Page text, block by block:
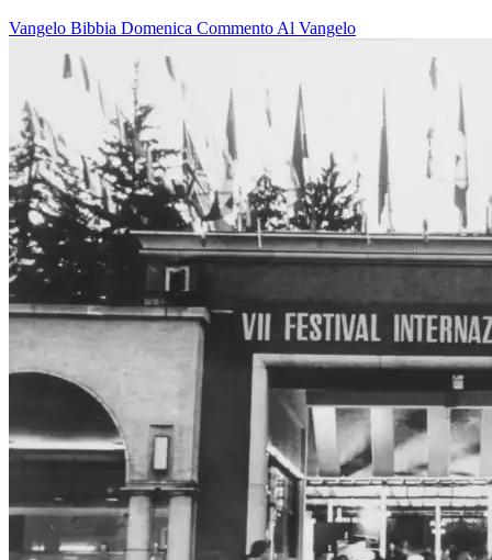
Vangelo Bibbia Domenica Commento Al Vangelo